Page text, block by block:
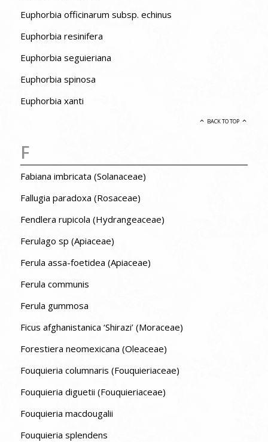
Euphorbia officinarum subsp. echinus
Euphorbia resinifera
Euphorbia seguieriana
Euphorbia spinosa
Euphorbia xanti
BACK TO TOP
F
Fabiana imbricata (Solanaceae)
Fallugia paradoxa (Rosaceae)
Fendlera rupicola (Hydrangeaceae)
Ferulago sp (Apiaceae)
Ferula assa-foetidea (Apiaceae)
Ferula communis
Ferula gummosa
Ficus afghanistanica ‘Shirazi’ (Moraceae)
Forestiera neomexicana (Oleaceae)
Fouquieria columnaris (Fouquieriaceae)
Fouquieria diguetii (Fouquieriaceae)
Fouquieria macdougalii
Fouquieria splendens